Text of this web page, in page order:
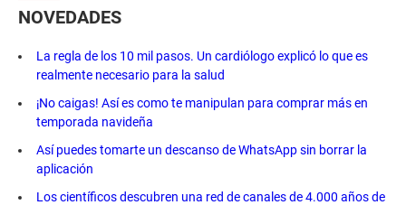
NOVEDADES
La regla de los 10 mil pasos. Un cardiólogo explicó lo que es
realmente necesario para la salud
¡No caigas! Así es como te manipulan para comprar más en
temporada navideña
Así puedes tomarte un descanso de WhatsApp sin borrar la
aplicación
Los científicos descubren una red de canales de 4.000 años de